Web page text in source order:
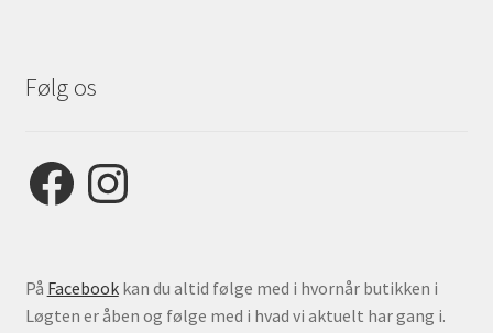
Følg os
FacebookInstagram
På Facebookkan du altid følge med i hvornår butikken i
Løgten er åben og følge med i hvad vi aktuelt har gang i.